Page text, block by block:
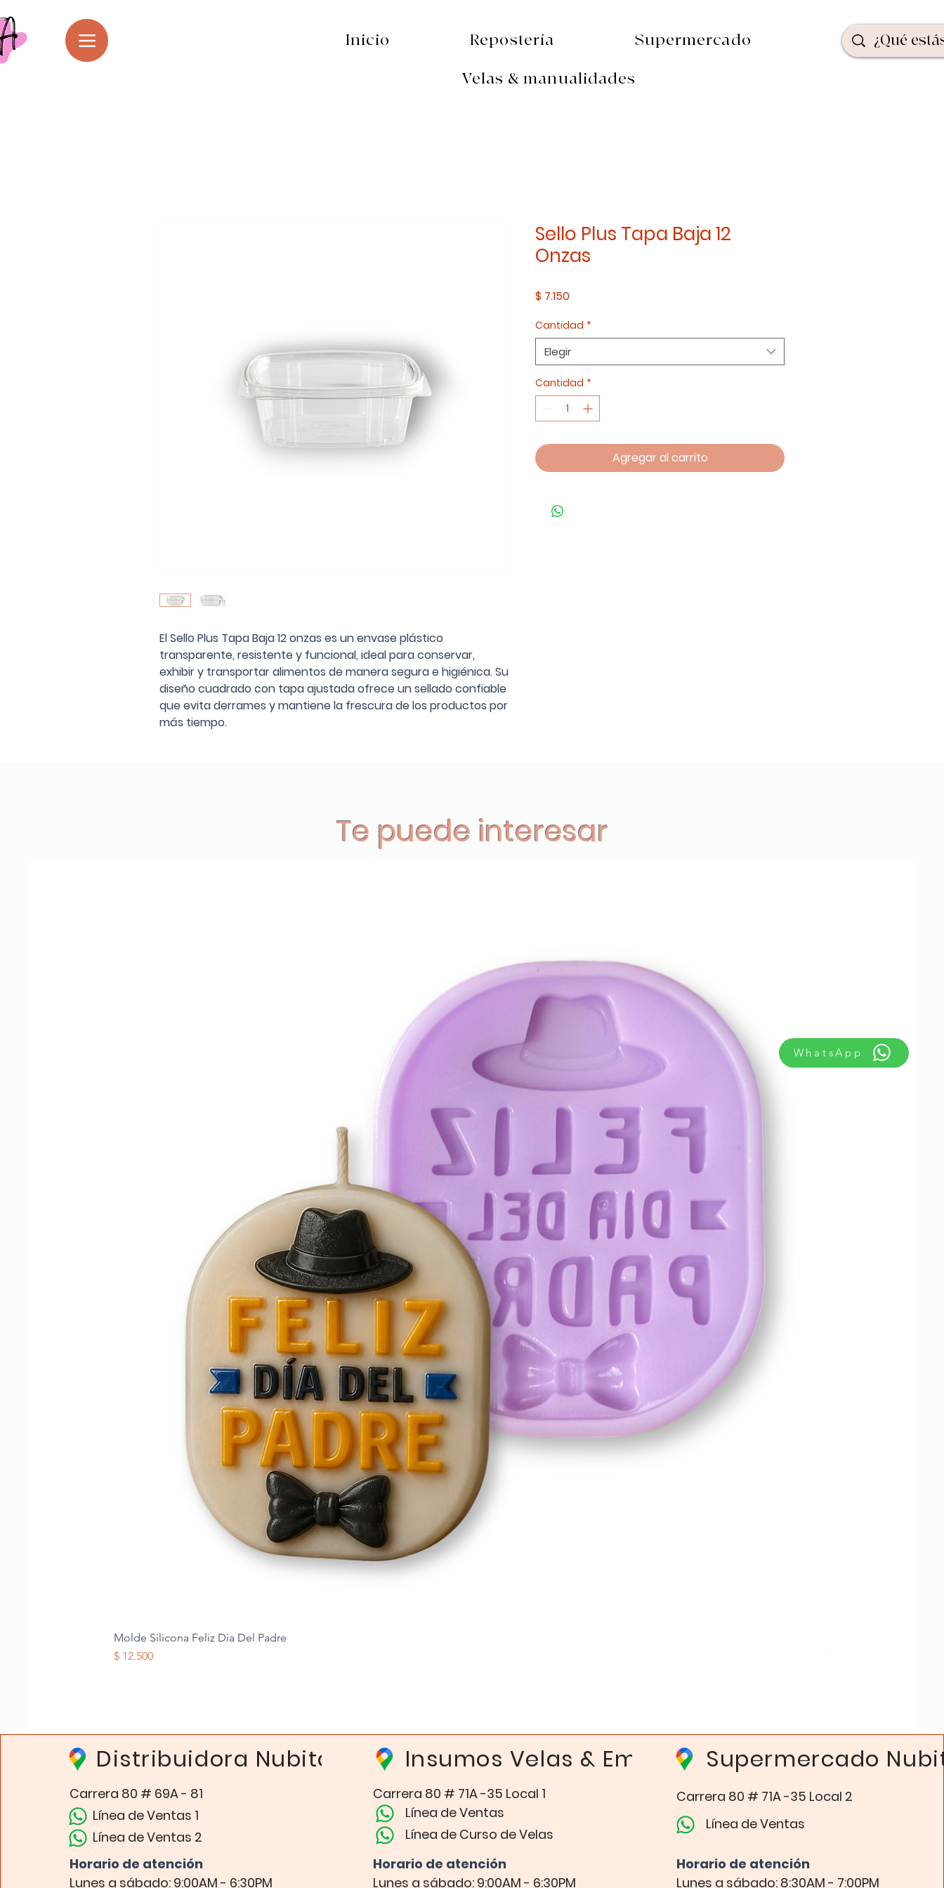
Inicio Repostería Supermercado
Velas & manualidades
WhatsApp
El Sello Plus Tapa Baja 12 onzas es un envase plástico
transparente, resistente y funcional, ideal para conservar,
exhibir y transportar alimentos de manera segura e higiénica. Su
diseño cuadrado con tapa ajustada ofrece un sellado confiable
que evita derrames y mantiene la frescura de los productos por
más tiempo.
Sello Plus Tapa Baja 12
Onzas
$ 7.150Precio
Cantidad *
Elegir
Cantidad *
Agregar al carrito
Te puede interesar
Molde Silicona Feliz Dia Del Padre
Precio
$ 12.500
Precio
$ 12.500
Distribuidora Nubita
Carrera 80 # 69A - 81
Línea de Ventas 1
Línea de Ventas 2
Horario de atención​
Lunes a sábado: 9:00AM - 6:30PM
Insumos Velas & Empaques
Carrera 80 # 71A -35 Local 1​
Línea de Ventas
Línea de Curso de Velas
Horario de atención​
Lunes a sábado: 9:00AM - 6:30PM
Supermercado
Carrera 80 # 71A -35 Local 2​
Línea de Ventas
Horario de atención​
Lunes a sábado: 8:30AM - 7:00PM